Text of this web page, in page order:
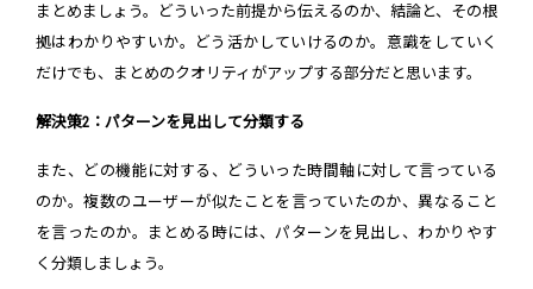
まとめましょう。どういった前提から伝えるのか、結論と、その根
拠はわかりやすいか。どう活かしていけるのか。意識をしていく
だけでも、まとめのクオリティがアップする部分だと思います。
解決策2：パターンを見出して分類する
また、どの機能に対する、どういった時間軸に対して言っている
のか。複数のユーザーが似たことを言っていたのか、異なること
を言ったのか。まとめる時には、パターンを見出し、わかりやす
く分類しましょう。